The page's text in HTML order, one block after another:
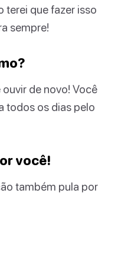
terei que fazer isso
sempre!
de novo! Você
todos os dias pelo
você!
também pula por